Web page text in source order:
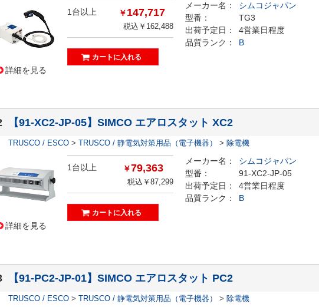
詳細を見る
1台以上 ￥147,717
税込￥162,488
メーカー名：
シムコジャパン
型番：
TG3
出荷予定日：
4営業日程度
品質ランク：
B
【91-XC2-JP-05】SIMCO エアロスタット XC2
TRUSCO / ESCO > TRUSCO / 静電気対策用品（電子機器） > 除電機
詳細を見る
1台以上 ￥79,363
税込￥87,299
メーカー名：
シムコジャパン
型番：
91-XC2-JP-05
出荷予定日：
4営業日程度
品質ランク：
B
【91-PC2-JP-01】SIMCO エアロスタット PC2
TRUSCO / ESCO > TRUSCO / 静電気対策用品（電子機器） > 除電機